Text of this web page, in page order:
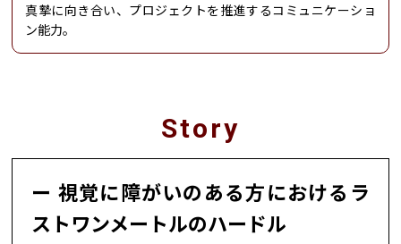
真摯に向き合い、プロジェクトを推進するコミュニケーショ
ン能力。
Story
視覚に障がいのある方におけるラ
ストワンメートルのハードル